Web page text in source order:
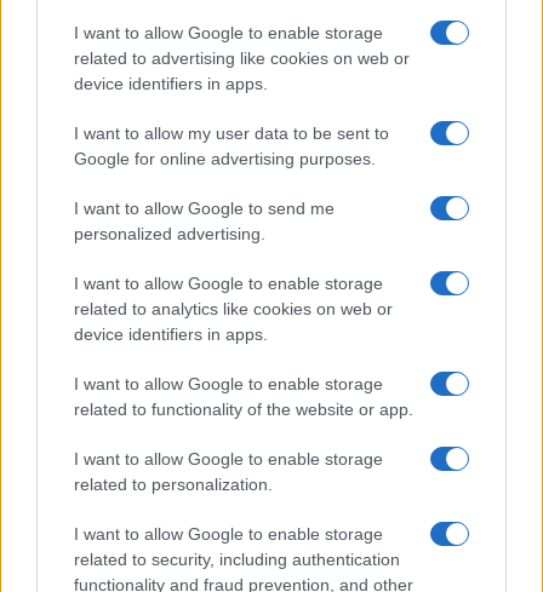
I want to allow Google to enable storage
related to advertising like cookies on web or
device identifiers in apps.
I want to allow my user data to be sent to
Google for online advertising purposes.
I want to allow Google to send me
personalized advertising.
I want to allow Google to enable storage
related to analytics like cookies on web or
device identifiers in apps.
I want to allow Google to enable storage
related to functionality of the website or app.
I want to allow Google to enable storage
related to personalization.
I want to allow Google to enable storage
related to security, including authentication
functionality and fraud prevention, and other
libertà di espressione di chi, come Cassanelli,
ricopre una carica istituzionale studentesca, in
virtù della quale dovrebbe aver riconosciuto
diritto di esprimere civilmente e liberamente
il proprio eventuale dissenso.
sanzionare con tempestività e decisione gli
atteggiamenti violenti, nocivi e irrispettosi, ma pur
sempre nel rispetto delle libertà dello studente e
del concetto stesso di democrazia, rispetto al
quale l’istituzione scolastica in quanto tale non
può proprio permettersi il lusso di abdicare.
Salvatore Di Bartolo, 11 febbraio 2024